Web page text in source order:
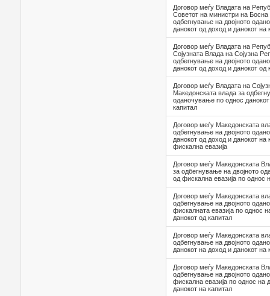
Договор меѓу Владата на
Советот на министри на Босна
одбегнување на двојното
данокот од доход и данокот на
Договор меѓу Владата на
Сојузната Влада на Сојузна
одбегнување на двојното
данокот од доход и данокот од
Договор меѓу Владата на
Македонската влада за
оданочување по однос
капитал
Договор меѓу Македонската
одбегнување на двојното
данокот од доход и данокот на
фискална евазија
Договор меѓу Македонската
за одбегнување на двојното
од фискална евазија по однос
Договор меѓу Македонската
одбегнување на двојното
фискалната евазија по однос
данокот од капитал
Договор меѓу Македонската
одбегнување на двојното
данокот на доход и данокот на
Договор меѓу Македонската
одбегнување на двојното
фискална евазијa по однос на
данокот на капитал